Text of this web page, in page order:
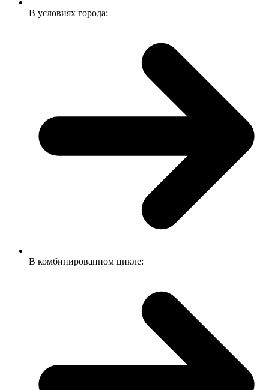
В условиях города:
В комбинированном цикле: